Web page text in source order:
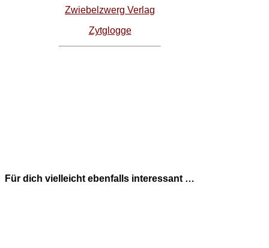
Zwiebelzwerg Verlag
Zytglogge
Für dich vielleicht ebenfalls interessant …